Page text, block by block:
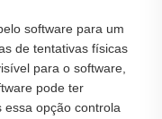
software para um
de tentativas físicas
para o software,
pode ter
essa opção controla